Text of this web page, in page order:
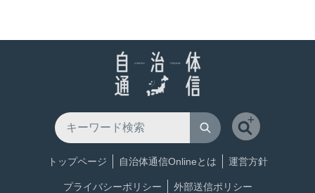
トップページ 自治体通信Onlineとは 運営方針
プライバシーポリシー 外部送信ポリシー